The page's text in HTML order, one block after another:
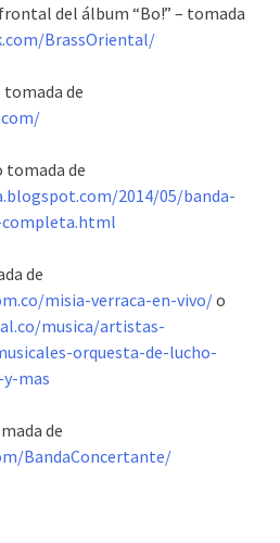
del álbum “Bo!” – tomada
BrassOriental/
de
tomada de
2014/05/banda-
de
misia-verraca-en-vivo/o
musica/artistas-
orquesta-de-lucho-
mas
de
BandaConcertante/